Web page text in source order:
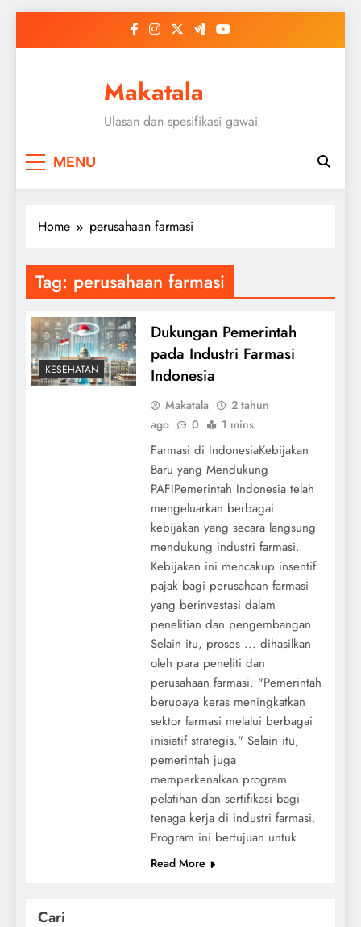
Makatala
Ulasan dan spesifikasi gawai
MENU
Home perusahaan farmasi
Tag: perusahaan farmasi
KESEHATAN
Dukungan Pemerintah
pada Industri Farmasi
Indonesia
Makatala
2 tahun
ago
0 1 mins
Farmasi di IndonesiaKebijakan
Baru yang Mendukung
PAFIPemerintah Indonesia telah
mengeluarkan berbagai
kebijakan yang secara langsung
mendukung industri farmasi.
Kebijakan ini mencakup insentif
pajak bagi perusahaan farmasi
yang berinvestasi dalam
penelitian dan pengembangan.
Selain itu, proses ... dihasilkan
oleh para peneliti dan
perusahaan farmasi. "Pemerintah
berupaya keras meningkatkan
sektor farmasi melalui berbagai
inisiatif strategis." Selain itu,
pemerintah juga
memperkenalkan program
pelatihan dan sertifikasi bagi
tenaga kerja di industri farmasi.
Program ini bertujuan untuk
Read More
Cari